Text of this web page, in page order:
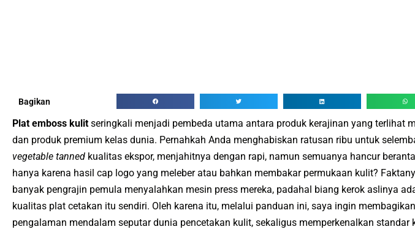
Bagikan
Plat emboss kulit seringkali menjadi pembeda utama antara produk kerajinan yang terlihat
dan produk premium kelas dunia. Pernahkah Anda menghabiskan ratusan ribu untuk
vegetable tanned kualitas ekspor, menjahitnya dengan rapi, namun semuanya hancur
hanya karena hasil cap logo yang meleber atau bahkan membakar permukaan kulit?
banyak pengrajin pemula menyalahkan mesin press mereka, padahal biang kerok aslinya
kualitas plat cetakan itu sendiri. Oleh karena itu, melalui panduan ini, saya ingin membagikan
pengalaman mendalam seputar dunia pencetakan kulit, sekaligus memperkenalkan standar